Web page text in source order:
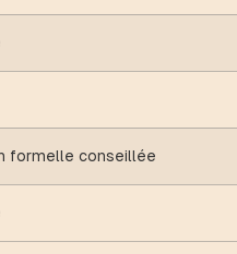
formelle conseillée